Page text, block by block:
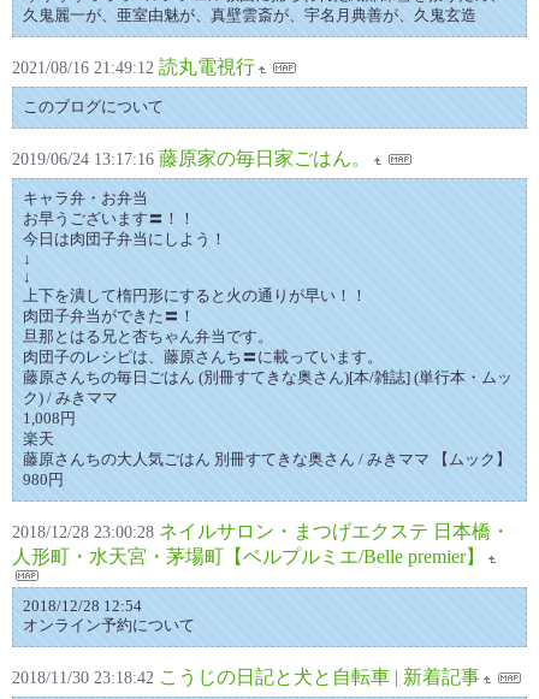
久鬼麗一が、亜室由魅が、真壁雲斎が、宇名月典善が、久鬼玄造
2021/08/16 21:49:12 読丸電視行
このブログについて
2019/06/24 13:17:16 藤原家の毎日家ごはん。
キャラ弁・お弁当
お早うございます〓！！
今日は肉団子弁当にしよう！
↓
↓
上下を潰して楕円形にすると火の通りが早い！！
肉団子弁当ができた〓！
旦那とはる兄と杏ちゃん弁当です。
肉団子のレシピは、藤原さんち〓に載っています。
藤原さんちの毎日ごはん (別冊すてきな奥さん)[本/雑誌] (単行本・ムッ
ク) / みきママ
1,008円
楽天
藤原さんちの大人気ごはん 別冊すてきな奥さん / みきママ 【ムック】
980円
2018/12/28 23:00:28 ネイルサロン・まつげエクステ 日本橋・
人形町・水天宮・茅場町【ベルプルミエ/Belle premier】
2018/12/28 12:54
オンライン予約について
2018/11/30 23:18:42 こうじの日記と犬と自転車 | 新着記事